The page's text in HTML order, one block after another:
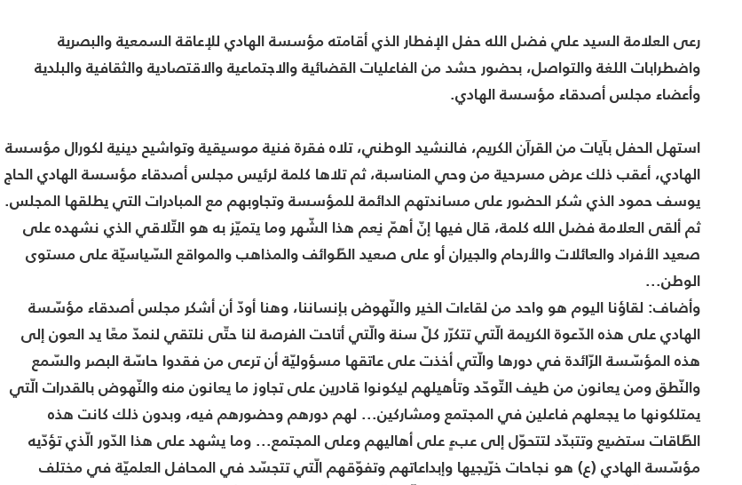
رعى العلامة السيد علي فضل الله حفل الإفطار الذي أقامته مؤسسة الهادي للإعاقة السمعية والبصرية
واضطرابات اللغة والتواصل، بحضور حشد من الفاعليات القضائية والاجتماعية والاقتصادية والثقافية والبلدية
وأعضاء مجلس أصدقاء مؤسسة الهادي.
استهل الحفل بآيات من القرآن الكريم، فالنشيد الوطني، تلاه فقرة فنية موسيقية وتواشيح دينية لكورال مؤسسة
الهادي، أعقب ذلك عرض مسرحية من وحي المناسبة، ثم تلاها كلمة لرئيس مجلس أصدقاء مؤسسة الهادي الحاج
يوسف حمود الذي شكر الحضور على مساندتهم الدائمة للمؤسسة وتجاوبهم مع المبادرات التي يطلقها المجلس.
ثم ألقى العلامة فضل الله كلمة، قال فيها إنّ أهمّ نِعم هذا الشّهر وما يتميّز به هو التّلاقي الذي نشهده على
صعيد الأفراد والعائلات والأرحام والجيران أو على صعيد الطّوائف والمذاهب والمواقع السّياسيّة على مستوى
الوطن...
وأضاف: لقاؤنا اليوم هو واحد من لقاءات الخير والنّهوض بإنساننا، وهنا أودّ أن أشكر مجلس أصدقاء مؤسّسة
الهادي على هذه الدّعوة الكريمة الّتي تتكرّر كلّ سنة والّتي أتاحت الفرصة لنا حتّى نلتقي لنمدّ معًا يد العون إلى
هذه المؤسّسة الرّائدة في دورها والّتي أخذت على عاتقها مسؤوليّة أن ترعى من فقدوا حاسّة البصر والسّمع
والنّطق ومن يعانون من طيف التّوحّد وتأهيلهم ليكونوا قادرين على تجاوز ما يعانون منه والنّهوض بالقدرات الّتي
يمتلكونها ما يجعلهم فاعلين في المجتمع ومشاركين... لهم دورهم وحضورهم فيه، وبدون ذلك كانت هذه
الطّاقات ستضيع وتتبدّد لتتحوّل إلى عبءٍ على أهاليهم وعلى المجتمع... وما يشهد على هذا الدّور الّذي تؤدّيه
مؤسّسة الهادي (ع) هو نجاحات خرّيجيها وإبداعاتهم وتفوّقهم الّتي تتجسّد في المحافل العلميّة في مختلف